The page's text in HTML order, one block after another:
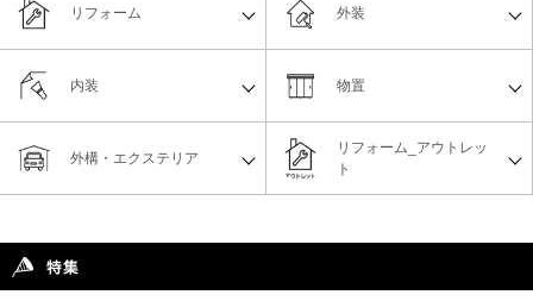
リフォーム
リフォーム_アウトレッ
ト
物置
外構・エクステリア
外装
内装